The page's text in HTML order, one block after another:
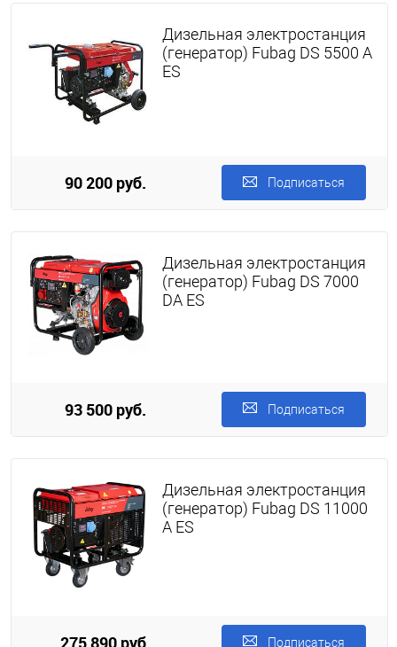
Дизельная электростанция
(генератор) Fubag DS 5500 A
ES
90 200 руб. Подписаться
Дизельная электростанция
(генератор) Fubag DS 7000
DA ES
93 500 руб. Подписаться
Дизельная электростанция
(генератор) Fubag DS 11000
A ES
275 890 руб. Подписаться